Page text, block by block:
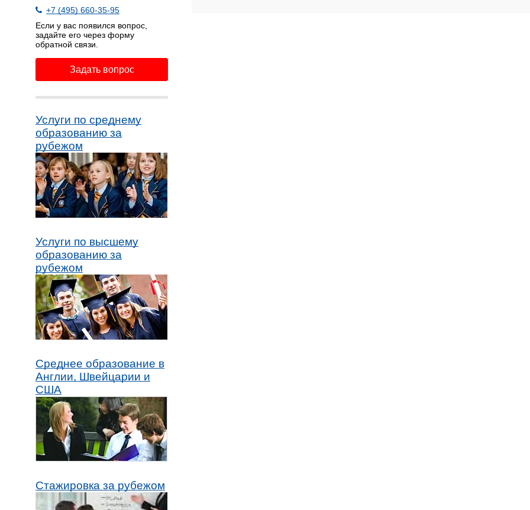
+7 (495) 660-35-95
Если у вас появился вопрос,
задайте его через форму
обратной связи.
Задать вопрос
Услуги по среднему
образованию за
рубежом
Услуги по высшему
образованию за
рубежом
Среднее образование в
Англии, Швейцарии и
США
Стажировка за рубежом